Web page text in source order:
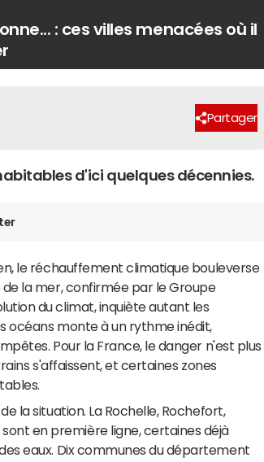
: ces villes menacées où il
Partager
d'ici quelques décennies.
le réchauffement climatique bouleverse
de la mer, confirmée par le Groupe
du climat, inquiète autant les
océans monte à un rythme inédit,
Pour la France, le danger n'est plus
s'affaissent, et certaines zones
la situation. La Rochelle, Rochefort,
en première ligne, certaines déjà
eaux. Dix communes du département